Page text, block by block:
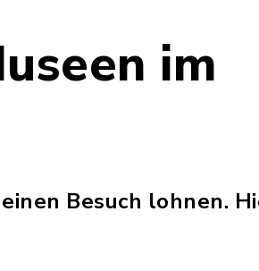
im
Besuch lohnen.